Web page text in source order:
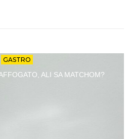
GASTRO
ALI SA MATCHOM?